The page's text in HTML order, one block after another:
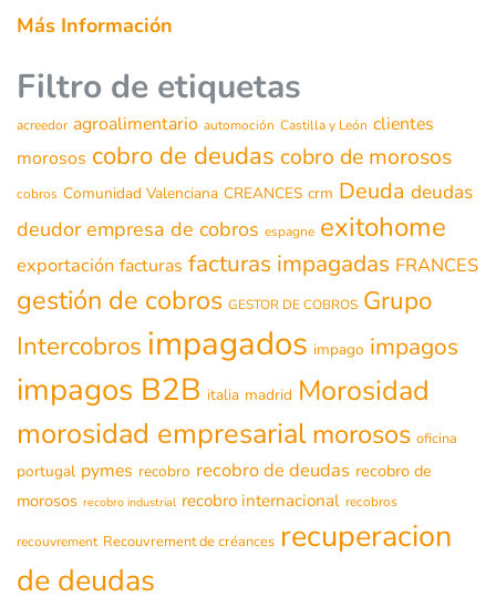
Más Información
Filtro de etiquetas
acreedor agroalimentario automoción Castilla y León clientes
morosos cobro de deudas cobro de morosos
cobros Comunidad Valenciana CREANCES crm Deuda deudas
deudor empresa de cobros espagne exitohome
exportación facturas facturas impagadas FRANCES
gestión de cobros GESTOR DE COBROS Grupo
Intercobros impagados impago impagos
impagos B2B italia madrid Morosidad
morosidad empresarialmorosos oficina
portugal pymes recobro recobro de deudas recobro de
morosos recobro industrial recobro internacional recobros
recouvrement Recouvrement de créances recuperacion
de deudas